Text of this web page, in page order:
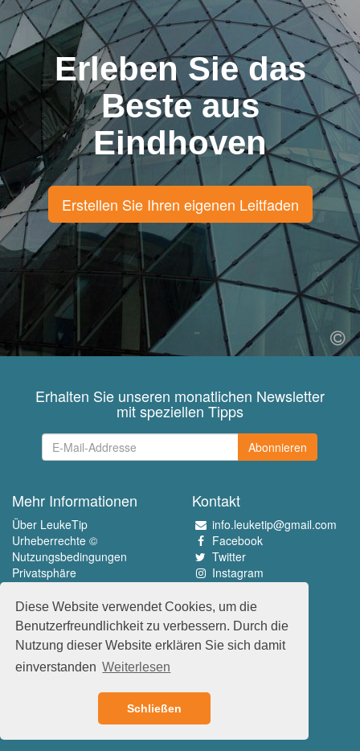
Diese Website verwendet Cookies, um die
Benutzerfreundlichkeit zu verbessern. Durch die
Nutzung dieser Website erklären Sie sich damit
einverstanden Weiterlesen
Schließen
Erleben Sie das
Beste aus
Eindhoven
Erstellen Sie Ihren eigenen Leitfaden
Erhalten Sie unseren monatlichen Newsletter
mit speziellen Tipps
Abonnieren
Mehr Informationen
Über LeukeTip
Urheberrechte ©
Nutzungsbedingungen
Privatsphäre
Kontakt
info.leuketip@gmail.com
Facebook
Twitter
Instagram
Erleben Sie das Beste
www.leuketip.nl
www.leuketip.com
www.leuketip.de